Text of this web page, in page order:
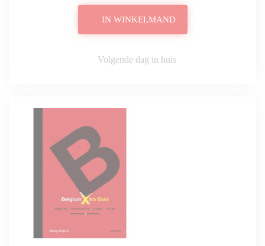
IN WINKELMAND
Volgende dag in huis